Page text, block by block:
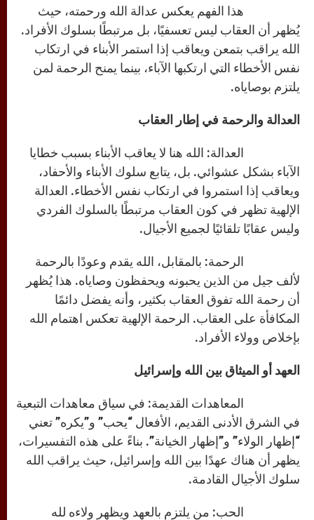
هذا الفهم يعكس عدالة الله ورحمته، حيث
يُظهر أن العقاب ليس تعسفيًا، بل مرتبطًا بسلوك الأفراد.
الله يراقب بتمعن ويعاقب إذا استمر الأبناء في ارتكاب
نفس الأخطاء التي ارتكبها الآباء، بينما يمنح الرحمة لمن
يلتزم بوصاياه.
العدالة والرحمة في إطار العقاب
العدالة: الله هنا لا يعاقب الأبناء بسبب خطايا
الآباء بشكل عشوائي. بل، يتابع سلوك الأبناء والأحفاد،
ويعاقب إذا استمروا في ارتكاب نفس الأخطاء. العدالة
الإلهية تظهر في كون العقاب مرتبطًا بالسلوك الفردي
وليس عقابًا تلقائيًا لجميع الأجيال.
الرحمة: بالمقابل، الله يقدم وعودًا بالرحمة
لألف جيل من الذين يحبونه ويحفظون وصاياه. هذا يُظهر
أن رحمة الله تفوق العقاب بكثير، وأنه يفضل دائمًا
المكافأة على العقاب. الرحمة الإلهية تعكس اهتمام الله
بإخلاص وولاء الأفراد.
العهد أو الميثاق بين الله وإسرائيل
المعاهدات القديمة: في سياق معاهدات التبعية
في الشرق الأدنى القديم، الأفعال “يحب” و”يكره” تعني
“إظهار الولاء” و”إظهار الخيانة”. بناءً على هذه التفسيرات،
يظهر أن هناك عهدًا بين الله وإسرائيل، حيث يراقب الله
سلوك الأجيال القادمة.
الحب: من يلتزم بالعهد ويظهر ولاءه لله